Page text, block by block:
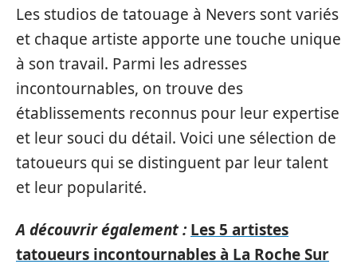
Les studios de tatouage à Nevers sont variés
et chaque artiste apporte une touche unique
à son travail. Parmi les adresses
incontournables, on trouve des
établissements reconnus pour leur expertise
et leur souci du détail. Voici une sélection de
tatoueurs qui se distinguent par leur talent
et leur popularité.
A découvrir également : Les 5 artistes
tatoueurs incontournables à La Roche Sur